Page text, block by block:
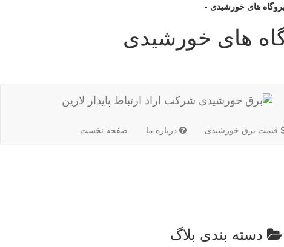
های خورشیدی -
های خورشیدی
صفحه نخست درباره ما قیمت برق خورشیدی
دسته بندی بلاگ